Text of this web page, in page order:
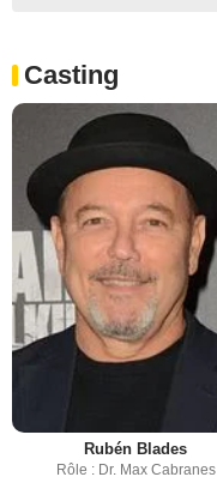
Casting
Rubén Blades
Rôle : Dr. Max Cabranes